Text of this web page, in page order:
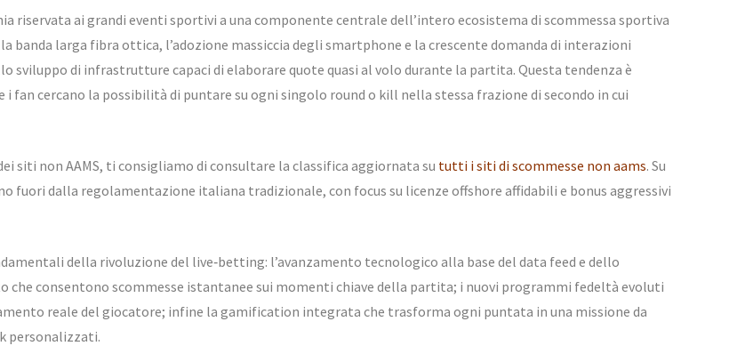
riservata ai grandi eventi sportivi a una componente centrale dell’intero ecosistema di scommessa sportiva
banda larga fibra ottica, l’adozione massiccia degli smartphone e la crescente domanda di interazioni
di infrastrutture capaci di elaborare quote quasi al volo durante la partita. Questa tendenza è
fan cercano la possibilità di puntare su ogni singolo round o kill nella stessa frazione di secondo in cui
siti non AAMS, ti consigliamo di consultare la classifica aggiornata su tutti i siti di scommesse non aams. Su
fuori dalla regolamentazione italiana tradizionale, con focus su licenze offshore affidabili e bonus aggressivi
della rivoluzione del live‑betting: l’avanzamento tecnologico alla base del data feed e dello
che consentono scommesse istantanee sui momenti chiave della partita; i nuovi programmi fedeltà evoluti
reale del giocatore; infine la gamification integrata che trasforma ogni puntata in una missione da
personalizzati.